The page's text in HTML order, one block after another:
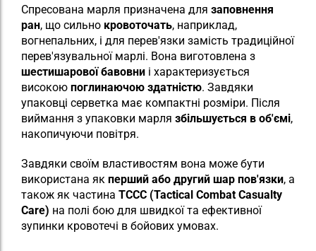
Спресована марля призначена для заповнення
ран, що сильно кровоточать, наприклад,
вогнепальних, і для перев'язки замість традиційної
перев'язувальної марлі. Вона виготовлена з
шестишарової бавовни і характеризується
високою поглинаючою здатністю. Завдяки
упаковці серветка має компактні розміри. Після
виймання з упаковки марля збільшується в об'ємі,
накопичуючи повітря.
Завдяки своїм властивостям вона може бути
використана як перший або другий шар пов'язки, а
також як частина TCCC (Tactical Combat Casualty
Care) на полі бою для швидкої та ефективної
зупинки кровотечі в бойових умовах.